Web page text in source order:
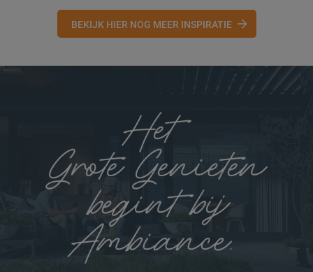
BEKIJK HIER NOG MEER INSPIRATIE